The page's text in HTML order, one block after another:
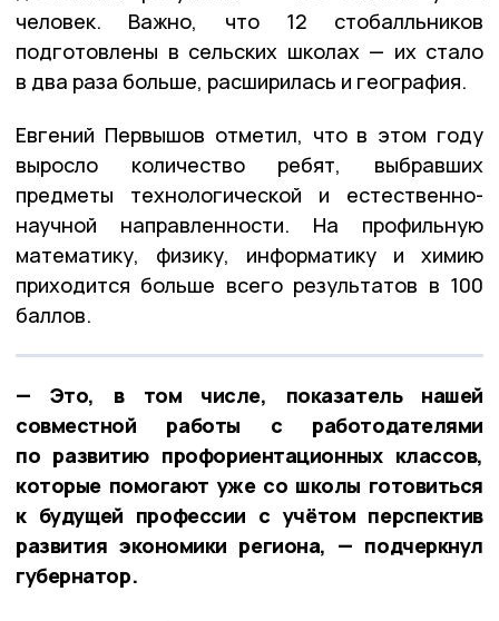
человек. Важно, что 12 стобалльников
подготовлены в сельских школах — их стало
в два раза больше, расширилась и география.
Евгений Первышов отметил, что в этом году
выросло количество ребят, выбравших
предметы технологической и естественно-
научной направленности. На профильную
математику, физику, информатику и химию
приходится больше всего результатов в 100
баллов.
— Это, в том числе, показатель нашей
совместной работы с работодателями
по развитию профориентационных классов,
которые помогают уже со школы готовиться
к будущей профессии с учётом перспектив
развития экономики региона, — подчеркнул
губернатор.